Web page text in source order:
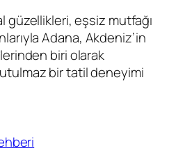
güzellikleri, eşsiz mutfağı
Adana, Akdeniz’in
biri olarak
bir tatil deneyimi